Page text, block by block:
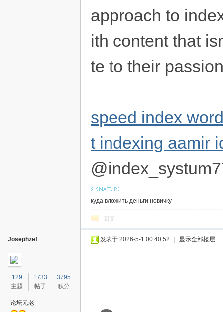
approach to
ith content that
te to their
speed index
t indexing aamir
куда вложить деньги новичку
回复
Josephzef
129
主题
1733
帖子
3795
积分
论坛元老
发表于 2026-5-1 00:40:52 显示全部楼层